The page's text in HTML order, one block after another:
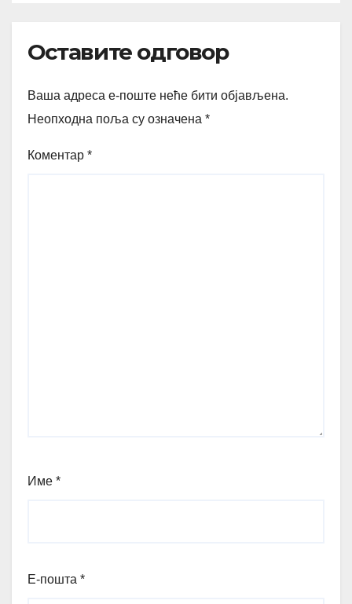
Оставите одговор
Ваша адреса е-поште неће бити објављена.
Неопходна поља су означена *
Коментар *
Име *
Е-пошта *